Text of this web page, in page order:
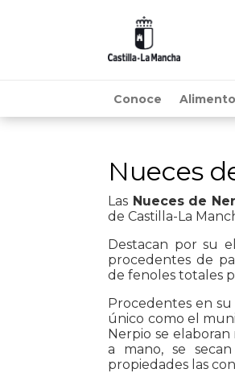
Conoce
Nueces
Las Nueces de
de Castilla-La
Destacan por su
procedentes de
de fenoles totales
Procedentes en
único como el
Nerpio se
a mano, se
propiedades las